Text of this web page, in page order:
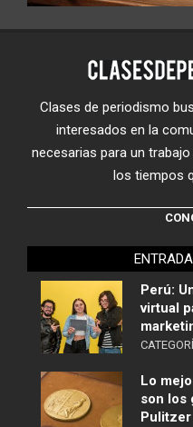
Clases de periodismo
interesados en la
necesarias para un
los tiempos
Perú:
virtual
Lo
son los